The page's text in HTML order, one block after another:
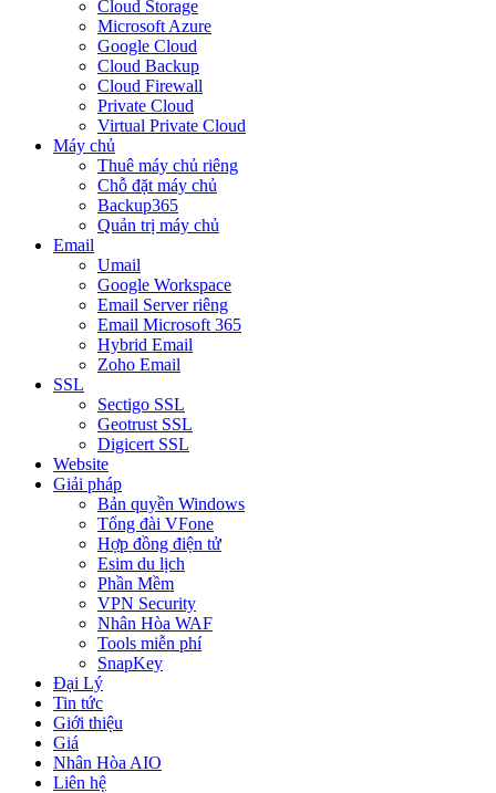
Cloud Storage
Microsoft Azure
Google Cloud
Cloud Backup
Cloud Firewall
Private Cloud
Virtual Private Cloud
Máy chủ
Thuê máy chủ riêng
Chỗ đặt máy chủ
Backup365
Quản trị máy chủ
Email
Umail
Google Workspace
Email Server riêng
Email Microsoft 365
Hybrid Email
Zoho Email
SSL
Sectigo SSL
Geotrust SSL
Digicert SSL
Website
Giải pháp
Bản quyền Windows
Tổng đài VFone
Hợp đồng điện tử
Esim du lịch
Phần Mềm
VPN Security
Nhân Hòa WAF
Tools miễn phí
SnapKey
Đại Lý
Tin tức
Giới thiệu
Giá
Nhân Hòa AIO
Liên hệ